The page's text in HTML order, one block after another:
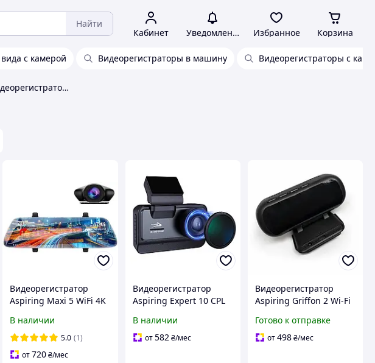
Найти
Кабинет Уведомления Избранное Корзина
с камерой Видеорегистраторы в машину Видеорегистраторы с
Автомобильные видеорегистраторы Aspiring
Видеорегистратор
Aspiring Maxi 5 WiFi 4K
Black (MA50SD01)
В наличии
5.0 (1)
от720₴/мес
Видеорегистратор
Aspiring Expert 10 CPL
10 CPL Wifi 4k)
В наличии
от582 ₴/мес
Видеорегистратор
Aspiring Griffon 2 Wi-Fi
Готово к отправке
от498₴/мес